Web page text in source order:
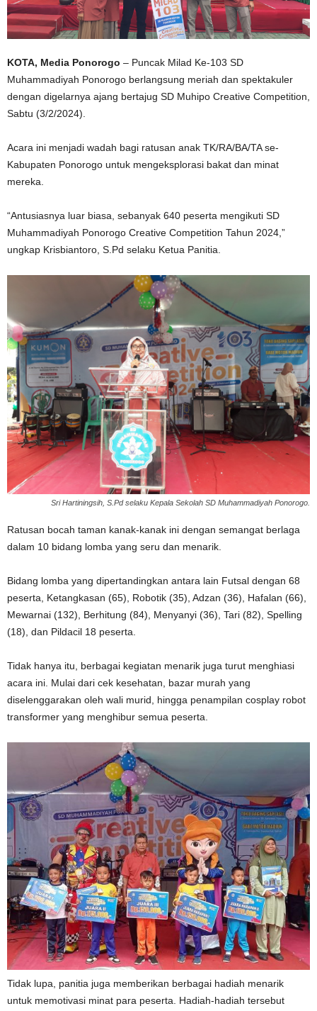
KOTA, Media Ponorogo – Puncak Milad Ke-103 SD
Muhammadiyah Ponorogo berlangsung meriah dan spektakuler
dengan digelarnya ajang bertajug SD Muhipo Creative Competition,
Sabtu (3/2/2024).
Acara ini menjadi wadah bagi ratusan anak TK/RA/BA/TA se-
Kabupaten Ponorogo untuk mengeksplorasi bakat dan minat
mereka.
“Antusiasnya luar biasa, sebanyak 640 peserta mengikuti SD
Muhammadiyah Ponorogo Creative Competition Tahun 2024,”
ungkap Krisbiantoro, S.Pd selaku Ketua Panitia.
Sri Hartiningsih, S.Pd selaku Kepala Sekolah SD Muhammadiyah Ponorogo.
Ratusan bocah taman kanak-kanak ini dengan semangat berlaga
dalam 10 bidang lomba yang seru dan menarik.
Bidang lomba yang dipertandingkan antara lain Futsal dengan 68
peserta, Ketangkasan (65), Robotik (35), Adzan (36), Hafalan (66),
Mewarnai (132), Berhitung (84), Menyanyi (36), Tari (82), Spelling
(18), dan Pildacil 18 peserta.
Tidak hanya itu, berbagai kegiatan menarik juga turut menghiasi
acara ini. Mulai dari cek kesehatan, bazar murah yang
diselenggarakan oleh wali murid, hingga penampilan cosplay robot
transformer yang menghibur semua peserta.
Tidak lupa, panitia juga memberikan berbagai hadiah menarik
untuk memotivasi minat para peserta. Hadiah-hadiah tersebut